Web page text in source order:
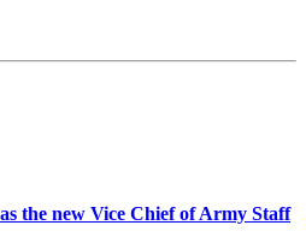
the new Vice Chief of Army Staff